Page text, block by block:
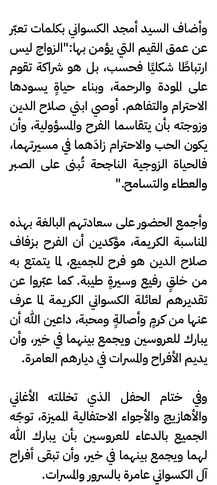
وأضاف السيد أمجد الكسواني بكلمات تعبّر
عن عمق القيم التي يؤمن بها:"الزواج ليس
ارتباطًا شكليًا فحسب، بل هو شراكة تقوم
على المودة والرحمة، وبناء حياةٍ يسودها
الاحترام والتفاهم. أوصي ابني صلاح الدين
وزوجته بأن يتقاسما الفرح والمسؤولية، وأن
يكون الحب والاحترام زادَهما في مسيرتهما،
فالحياة الزوجية الناجحة تُبنى على الصبر
والعطاء والتسامح."
وأجمع الحضور على سعادتهم البالغة بهذه
المناسبة الكريمة، مؤكدين أن الفرح بزفاف
صلاح الدين هو فرح للجميع، لما يتمتع به
من خلقٍ رفيع وسيرةٍ طيبة. كما عبّروا عن
تقديرهم لعائلة الكسواني الكريمة لما عرف
عنها من كرمٍ وأصالةٍ ومحبة، داعين الله أن
يبارك للعروسين ويجمع بينهما في خير، وأن
يديم الأفراح والمسرات في ديارهم العامرة.
وفي ختام الحفل الذي تخللته الأغاني
والأهازيج والأجواء الاحتفالية المميزة، توجّه
الجميع بالدعاء للعروسين بأن يبارك الله
لهما ويجمع بينهما في خير، وأن تبقى أفراح
آل الكسواني عامرة بالسرور والمسرات.